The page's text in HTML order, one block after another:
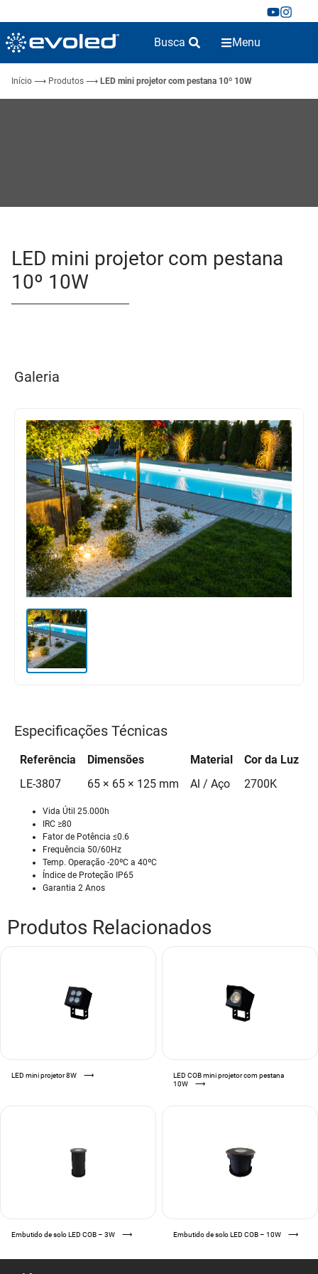
Menu
Busca
Início ⟶ Produtos ⟶ LED mini projetor com pestana 10º 10W
LED mini projetor com pestana
10º 10W
Galeria
Especificações Técnicas
Referência Dimensões Material Cor da Luz
LE-3807
65 × 65 × 125 mm Al / Aço 2700K
Vida Útil 25.000h
IRC ≥80
Fator de Potência ≤0.6
Frequência 50/60Hz
Temp. Operação -20ºC a 40ºC
Índice de Proteção IP65
Garantia 2 Anos
Produtos Relacionados
LED mini projetor 8W ⟶
LED COB mini projetor com pestana
10W
⟶
Embutido de solo LED COB – 3W ⟶ Embutido de solo LED COB – 10W ⟶